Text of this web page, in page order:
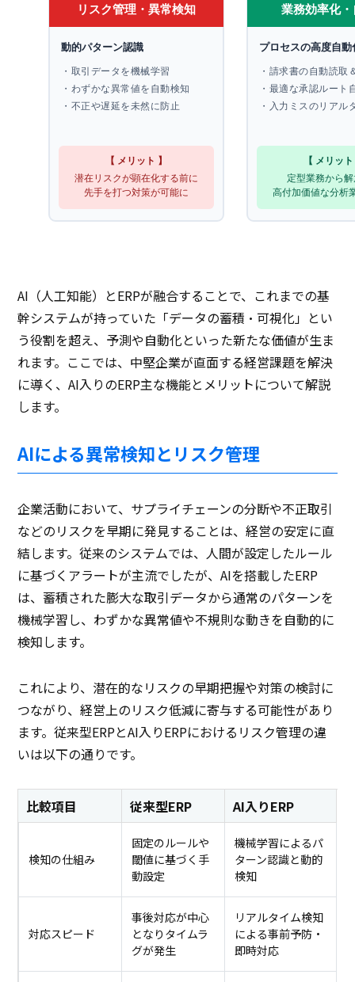
リスク管理・異常検知
動的パターン認識
・取引データを機械学習
・わずかな異常値を自動検知
・不正や遅延を未然に防止
【 メリット 】
潜在リスクが顕在化する前に
先手を打つ対策が可能に
業務効率化
プロセスの高度自動
・請求書の自動読取
・最適な承認ルート
・入力ミスのリアル
【 メリッ
定型業務から
高付加価値な分析
AI（人工知能）とERPが融合することで、これまでの基
幹システムが持っていた「データの蓄積・可視化」とい
う役割を超え、予測や自動化といった新たな価値が生ま
れます。ここでは、中堅企業が直面する経営課題を解決
に導く、AI入りのERP主な機能とメリットについて解説
します。
AIによる異常検知とリスク管理
企業活動において、サプライチェーンの分断や不正取引
などのリスクを早期に発見することは、経営の安定に直
結します。従来のシステムでは、人間が設定したルール
に基づくアラートが主流でしたが、AIを搭載したERP
は、蓄積された膨大な取引データから通常のパターンを
機械学習し、わずかな異常値や不規則な動きを自動的に
検知します。
これにより、潜在的なリスクの早期把握や対策の検討に
つながり、経営上のリスク低減に寄与する可能性があり
ます。従来型ERPとAI入りERPにおけるリスク管理の違
いは以下の通りです。
比較項目 従来型ERP AI入りERP
検知の仕組み
固定のルールや
閾値に基づく手
動設定
機械学習によるパ
ターン認識と動的
検知
対応スピード
事後対応が中心
となりタイムラ
グが発生
リアルタイム検知
による事前予防・
即時対応